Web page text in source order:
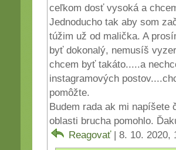
ceľkom dosť vysoká a
Jednoducho tak aby som
túžim už od malička. A
byť dokonalý, nemusíš
chcem byť takáto.....a
instagramových
pomôžte.
Budem rada ak mi napíšete
oblasti brucha pomohlo.
Reagovať | 8. 10. 2020,